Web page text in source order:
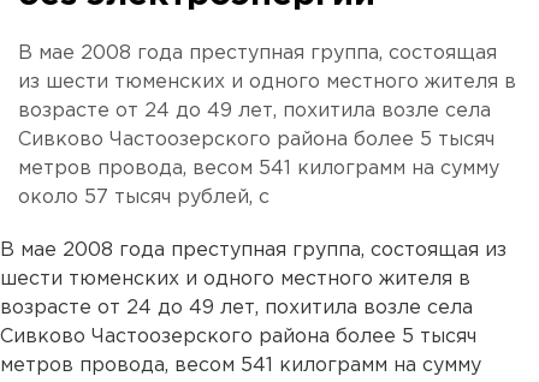
В мае 2008 года преступная группа, состоящая
из шести тюменских и одного местного жителя в
возрасте от 24 до 49 лет, похитила возле села
Сивково Частоозерского района более 5 тысяч
метров провода, весом 541 килограмм на сумму
около 57 тысяч рублей, с
В мае 2008 года преступная группа, состоящая из
шести тюменских и одного местного жителя в
возрасте от 24 до 49 лет, похитила возле села
Сивково Частоозерского района более 5 тысяч
метров провода, весом 541 килограмм на сумму